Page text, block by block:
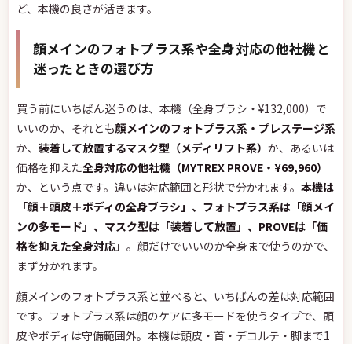
ど、本機の良さが活きます。
顔メインのフォトプラス系や全身対応の他社機と
迷ったときの選び方
買う前にいちばん迷うのは、本機（全身ブラシ・¥132,000）で
いいのか、それとも顔メインのフォトプラス系・プレステージ系
か、 装着して放置するマスク型（メディリフト系） か、あるいは
価格を抑えた全身対応の他社機（MYTREX PROVE・¥69,960）
か、という点です。違いは対応範囲と形状で分かれます。 本機は
「顔＋頭皮＋ボディの全身ブラシ」、フォトプラス系は「顔メイ
ンの多モード」、マスク型は「装着して放置」、PROVEは「価
格を抑えた全身対応」 。顔だけでいいのか全身まで使うのかで、
まず分かれます。
顔メインのフォトプラス系と並べると、いちばんの差は対応範囲
です。フォトプラス系は顔のケアに多モードを使うタイプで、頭
皮やボディは守備範囲外。本機は頭皮・首・デコルテ・脚まで1